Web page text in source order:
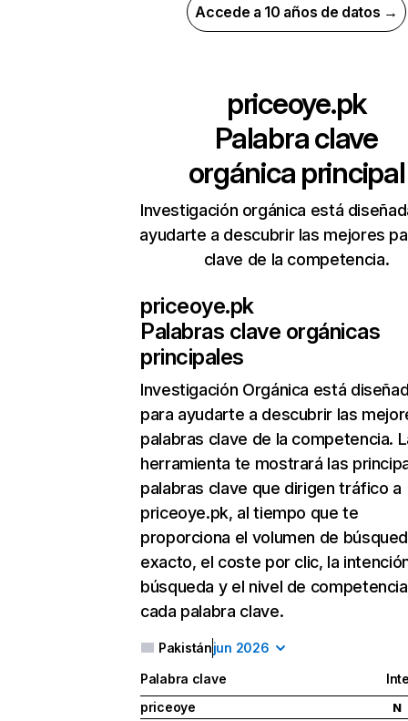
Accede a 10 años de datos →
priceoye.pk
Palabra clave
orgánica principal
Investigación orgánica está
ayudarte a descubrir las mejores
clave de la competencia.
priceoye.pk
Palabras clave orgánicas
principales
Investigación Orgánica está
para ayudarte a descubrir las
palabras clave de la competencia.
herramienta te mostrará las
palabras clave que dirigen tráfico a
priceoye.pk, al tiempo que te
proporciona el volumen de
exacto, el coste por clic, la
búsqueda y el nivel de
cada palabra clave.
Pakistánjun 2026
Palabra clave
priceoye
N